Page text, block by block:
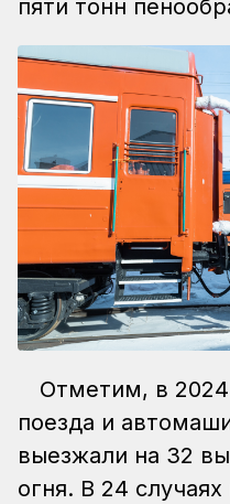
пяти тонн
Отметим, в
поезда и
выезжали на 32
огня. В 24